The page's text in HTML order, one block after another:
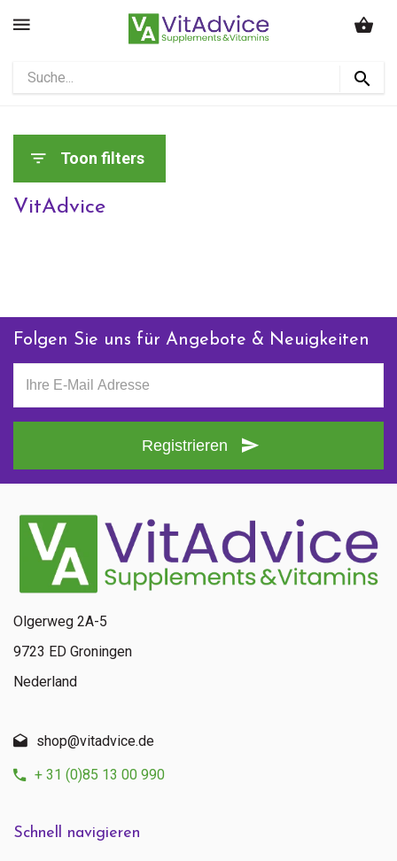
Toon filters
VitAdvice
Folgen Sie uns für Angebote & Neuigkeiten
Registrieren
Schnell navigieren
Olgerweg 2A-5
9723 ED Groningen
Nederland
shop@vitadvice.de
+ 31 (0)85 13 00 990